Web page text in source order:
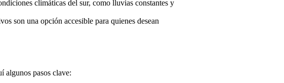
climáticas del sur, como lluvias constantes y
son una opción accesible para quienes desean
algunos pasos clave: